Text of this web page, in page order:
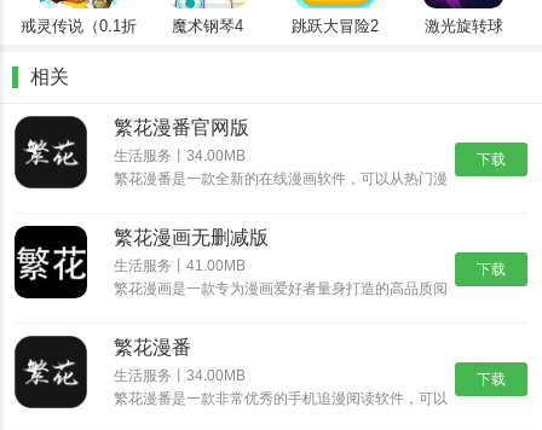
戒灵传说（0.1折
魔术钢琴4 跳跃大冒险2 激光旋转球
相关
下载
繁花漫番官网版
生活服务丨34.00MB
繁花漫番是一款全新的在线漫画软件，可以从热门漫
喜欢的漫画进行阅读，轻松满足日常漫画阅读的个性
化需求，还拥......
下载
繁花漫画无删减版
生活服务丨41.00MB
繁花漫画是一款专为漫画爱好者量身打造的高品质阅
盖热血、恋爱、悬疑、奇幻、都市等数十种热门题
材，无论是追求......
下载
繁花漫番
生活服务丨34.00MB
繁花漫番是一款非常优秀的手机追漫阅读软件，可以